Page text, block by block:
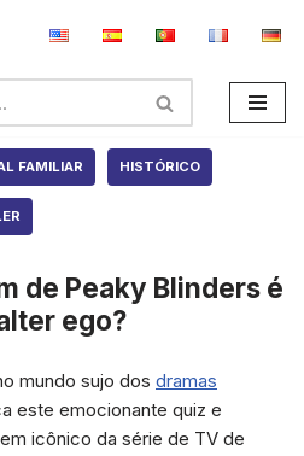
FAMILIAR HISTÓRICO
de Peaky Blinders é
ego?
mundo sujo dos dramas
este emocionante quiz e
icônico da série de TV de